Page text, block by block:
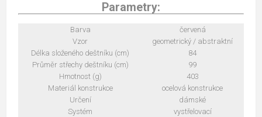
Parametry:
Barva
červená
Vzor
geometrický / abstraktní
Délka složeného deštníku (cm)
84
Průměr střechy deštníku (cm)
99
Hmotnost (g)
403
Materiál konstrukce
ocelová konstrukce
Určení
dámské
Systém
vystřelovací